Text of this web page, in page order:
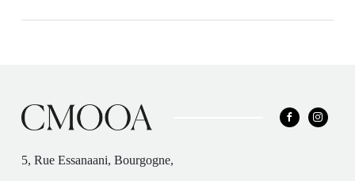
5, Rue Essanaani, Bourgogne,